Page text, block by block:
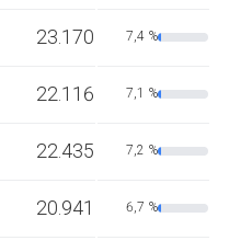
23.170 7,4 %
22.116 7,1 %
22.435 7,2 %
20.941 6,7 %